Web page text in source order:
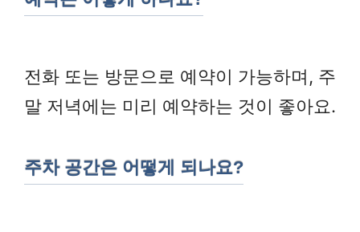
전화 또는 방문으로 예약이 가능하며, 주
말 저녁에는 미리 예약하는 것이 좋아요.
주차 공간은 어떻게 되나요?